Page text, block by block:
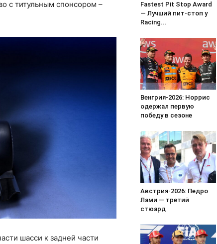
с титульным спонсором –
шасси к задней части
Fastest Pit Stop Award
— Лучший пит-стоп у
Racing...
Венгрия-2026: Норрис
одержал первую
победу в сезоне
Австрия-2026: Педро
Лами — третий
стюард